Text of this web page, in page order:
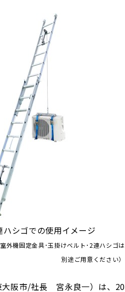
ゴでの使用イメージ
室外機固定金具･玉掛けベルト･2連ハシゴは
別途ご用意ください）
大阪市/社長 宮永良一）は、20